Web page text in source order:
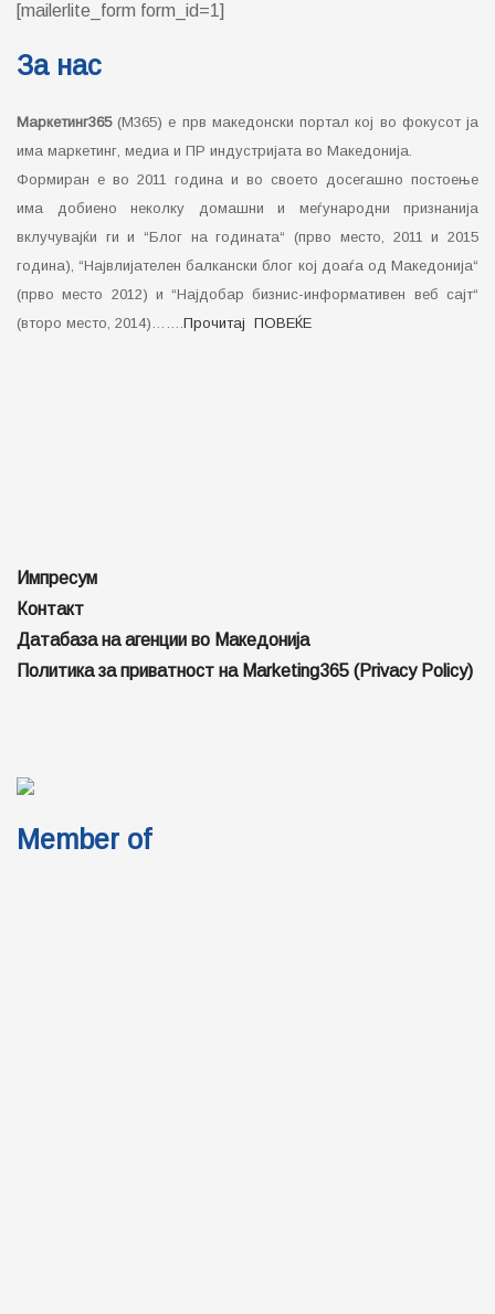
[mailerlite_form form_id=1]
За нас
Маркетинг365(М365) е прв македонски портал кој во фокусот ја
има маркетинг, медиа и ПР индустријата во Македонија.
Формиран е во 2011 година и во своето досегашно постоење
има добиено неколку домашни и меѓународни признанија
вклучувајќи ги и “Блог на годината“ (прво место, 2011 и 2015
година), “Највлијателен балкански блог кој доаѓа од Македонија“
(прво место 2012) и “Најдобар бизнис-информативен веб сајт“
(второ место, 2014)…….Прочитај ПОВЕЌЕ
Импресум
Контакт
Датабаза на агенции во Македонија
Политика за приватност на Marketing365 (Privacy Policy)
Member of